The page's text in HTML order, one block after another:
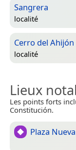
Sangrera
localité
Cerro del Ahijón
localité
Lieux
Les points forts
Constitución.
Plaza Nueva